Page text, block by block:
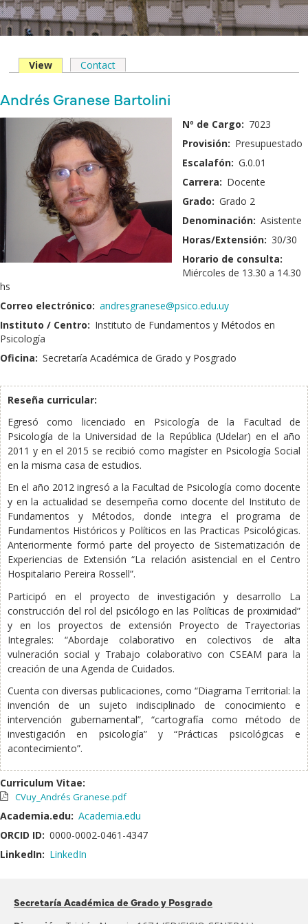
Solapas
principales
View (solapaContact
Nombre
y
Apellido:
Andrés Granese Bartolini
Fotografía: Nº de Cargo: 7023
Provisión: Presupuestado
Escalafón: G.0.01
Carrera: Docente
Grado: Grado 2
Denominación: Asistente
Horas/Extensión: 30/30
Horario de consulta:
Miércoles de 13.30 a 14.30
hs
Correo electrónico: andresgranese@psico.edu.uy
Instituto / Centro: Instituto de Fundamentos y Métodos en
Psicología
Oficina: Secretaría Académica de Grado y Posgrado
Reseña curricular:
Egresó como licenciado en Psicología de la Facultad de
Psicología de la Universidad de la República (Udelar) en el año
2011 y en el 2015 se recibió como magíster en Psicología Social
en la misma casa de estudios.
En el año 2012 ingresó a la Facultad de Psicología como docente
y en la actualidad se desempeña como docente del Instituto de
Fundamentos y Métodos, donde integra el programa de
Fundamentos Históricos y Políticos en las Practicas Psicológicas.
Anteriormente formó parte del proyecto de Sistematización de
Experiencias de Extensión “La relación asistencial en el Centro
Hospitalario Pereira Rossell”.
Participó en el proyecto de investigación y desarrollo La
construcción del rol del psicólogo en las Políticas de proximidad”
y en los proyectos de extensión Proyecto de Trayectorias
Integrales: “Abordaje colaborativo en colectivos de alta
vulneración social y Trabajo colaborativo con CSEAM para la
creación de una Agenda de Cuidados.
Cuenta con diversas publicaciones, como “Diagrama Territorial: la
invención de un sujeto indisciplinado de conocimiento e
intervención gubernamental”, “cartografía como método de
investigación en psicología” y “Prácticas psicológicas e
acontecimiento”.
Curriculum Vitae:
CVuy_Andrés Granese.pdf
Academia.edu: Academia.edu
ORCID ID: 0000-0002-0461-4347
LinkedIn: LinkedIn
al:
Secretaría Académica de Grado y Posgrado